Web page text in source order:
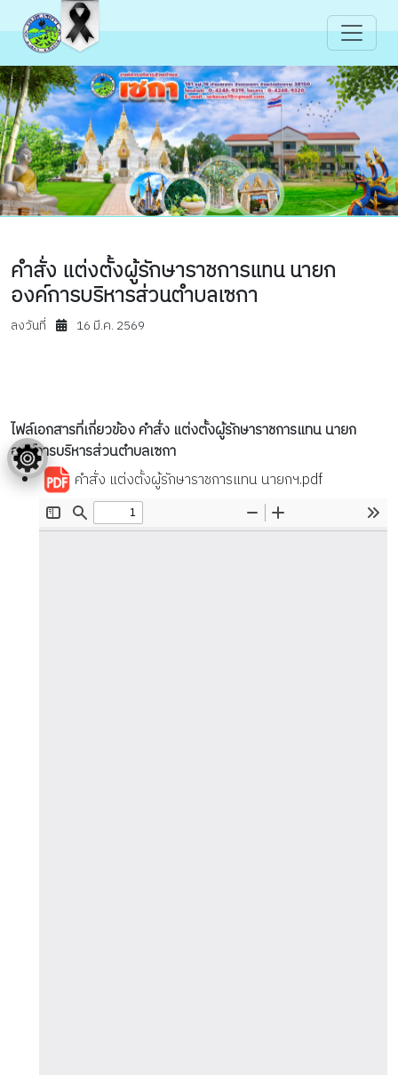
คำสั่ง แต่งตั้งผู้รักษาราชการแทน นายก
องค์การบริหารส่วนตำบลเซกา
ลงวันที่ 16 มี.ค. 2569
ไฟล์เอกสารที่เกี่ยวข้อง คำสั่ง แต่งตั้งผู้รักษาราชการแทน นายก
องค์การบริหารส่วนตำบลเซกา
คำสั่ง แต่งตั้งผู้รักษาราชการแทน นายกฯ.pdf